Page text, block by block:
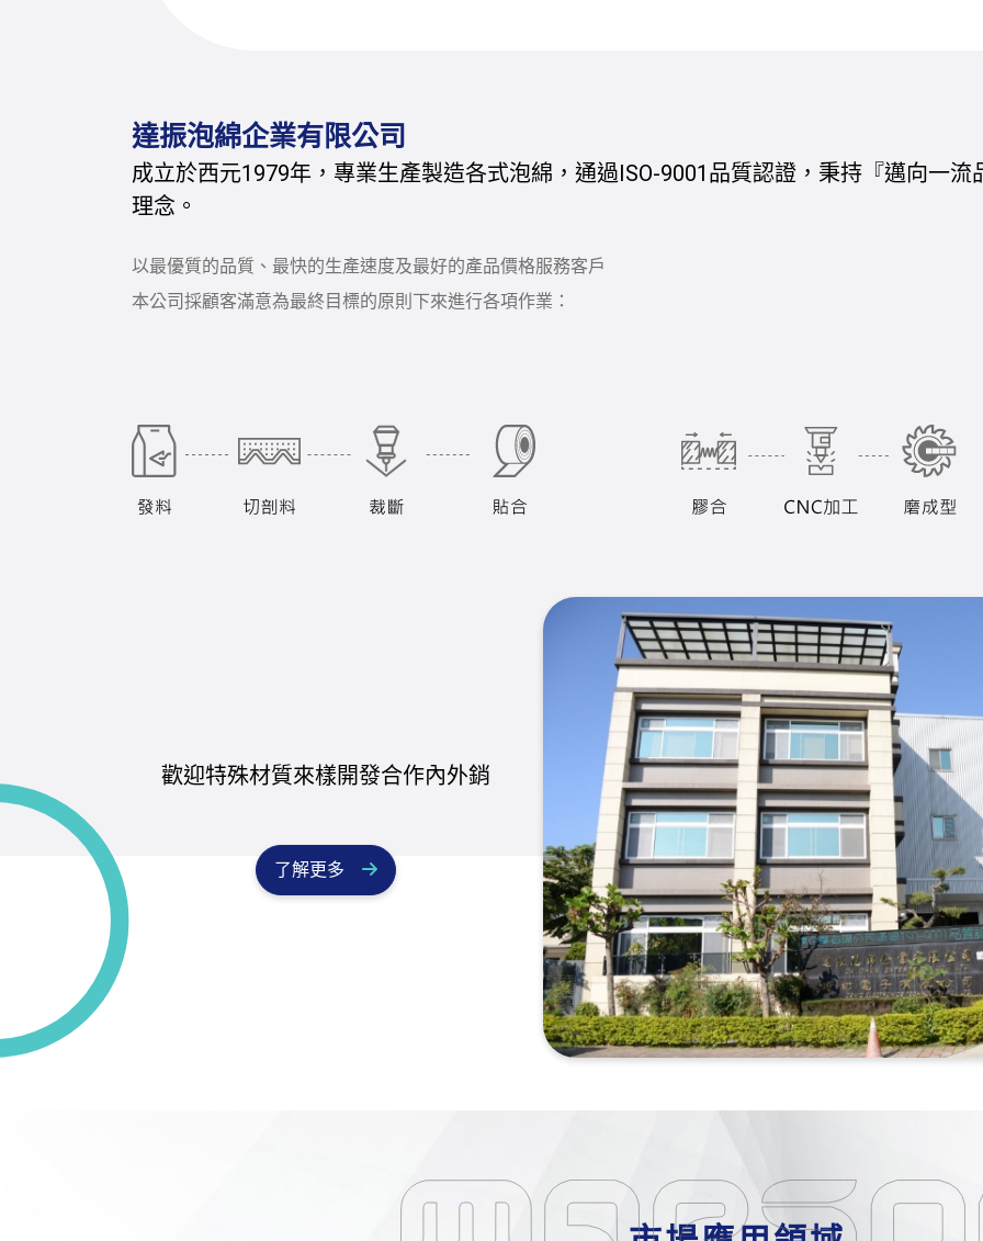
達振泡綿企業有限公司
成立於西元1979年，專業生產製造各式泡綿，通過ISO-9001品質認證，秉持『邁向一
理念。
以最優質的品質、最快的生產速度及最好的產品價格服務客戶
本公司採顧客滿意為最終目標的原則下來進行各項作業：
歡迎特殊材質來樣開發合作內外銷
了解更多